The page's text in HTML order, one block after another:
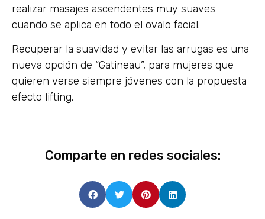
realizar masajes ascendentes muy suaves
cuando se aplica en todo el ovalo facial.
Recuperar la suavidad y evitar las arrugas es una
nueva opción de “Gatineau”, para mujeres que
quieren verse siempre jóvenes con la propuesta
efecto lifting.
Comparte en redes sociales: